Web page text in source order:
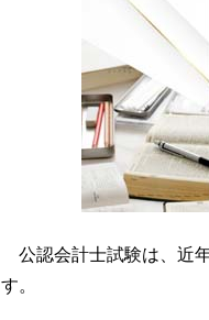
公認会計士試験は、近
す。